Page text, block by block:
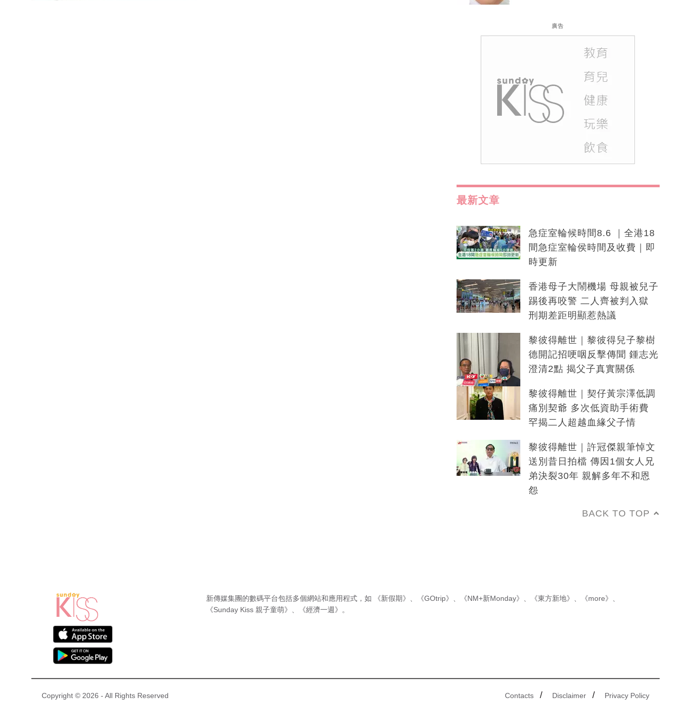
廣告
最新文章
急症室輪候時間8.6 ｜全港18
間急症室輪侯時間及收費｜即
時更新
香港母子大鬧機場 母親被兒子
踢後再咬警 二人齊被判入獄
刑期差距明顯惹熱議
黎彼得離世｜黎彼得兒子黎樹
德開記招哽咽反擊傳聞 鍾志光
澄清2點 揭父子真實關係
黎彼得離世｜契仔黃宗澤低調
痛別契爺 多次低資助手術費
罕揭二人超越血緣父子情
黎彼得離世｜許冠傑親筆悼文
送別昔日拍檔 傳因1個女人兄
弟決裂30年 親解多年不和恩
怨
BACK TO TOP
新傳媒集團的數碼平台包括多個網站和應用程式，如 《新假期》 《GOtrip》 《NM+新Monday》 《東方新地》 《more》
《Sunday Kiss 親子童萌》
《經濟一週》 。
Contacts / Disclaimer / Privacy Policy
Copyright © 2026 - All Rights Reserved